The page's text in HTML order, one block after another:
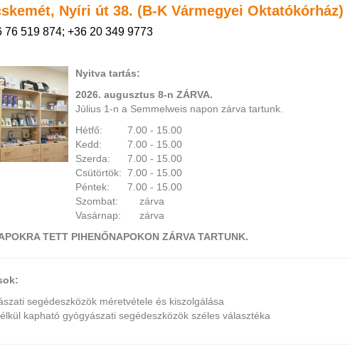
Nyíri út 38. (B-K Vármegyei Oktatókórház)
76 519 874; +36 20 349 9773
Nyitva tartás:
2026. augusztus 8-n ZÁRVA.
Július 1-n a Semmelweis napon zárva tartunk.
Hétfő:
7.00 - 15.00
Kedd:
7.00 - 15.00
Szerda:
7.00 - 15.00
Csütörtök: 7.00 - 15.00
Péntek:
7.00 - 15.00
Szombat:
zárva
Vasárnap:
zárva
TETT PIHENŐNAPOKON ZÁRVA TARTUNK.
segédeszközök méretvétele és kiszolgálása
kapható gyógyászati segédeszközök széles választéka